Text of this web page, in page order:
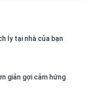
ly tại nhà của bạn
giản gợi cảm hứng